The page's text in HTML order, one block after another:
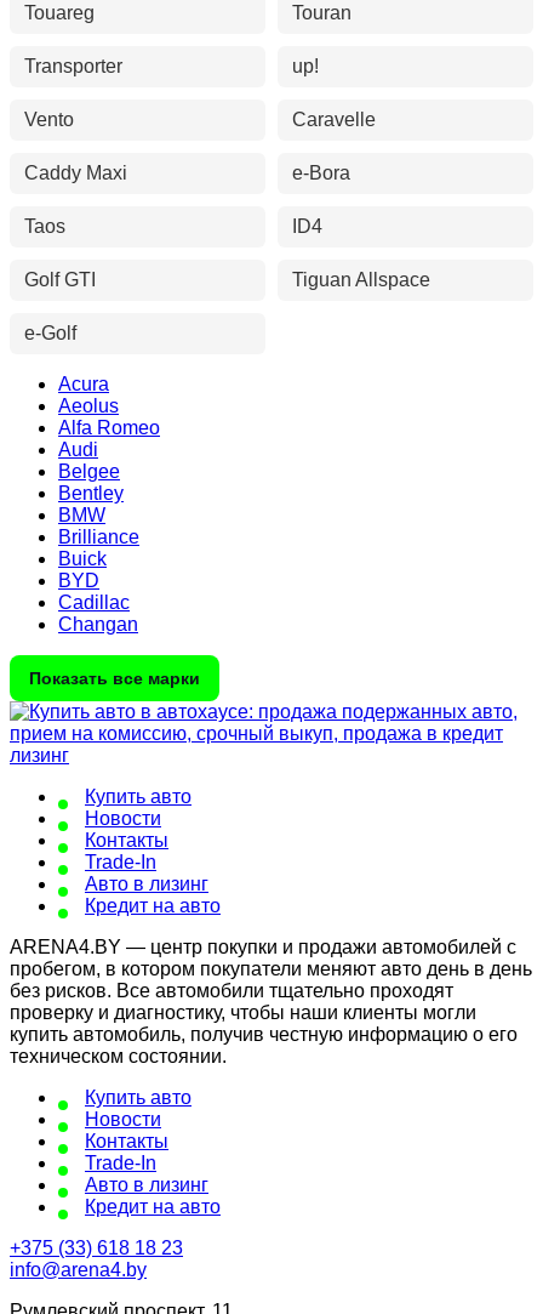
Touareg Touran
Transporter up!
Vento Caravelle
Caddy Maxi e-Bora
Taos ID4
Golf GTI Tiguan Allspace
e-Golf
Acura
Aeolus
Alfa Romeo
Audi
Belgee
Bentley
BMW
Brilliance
Buick
BYD
Cadillac
Changan
Показать все марки
Купить авто
Новости
Контакты
Trade-In
Авто в лизинг
Кредит на авто
ARENA4.BY — центр покупки и продажи автомобилей с
пробегом, в котором покупатели меняют авто день в день
без рисков. Все автомобили тщательно проходят
проверку и диагностику, чтобы наши клиенты могли
купить автомобиль, получив честную информацию о его
техническом состоянии.
Купить авто
Новости
Контакты
Trade-In
Авто в лизинг
Кредит на авто
+375 (33) 618 18 23
info@arena4.by